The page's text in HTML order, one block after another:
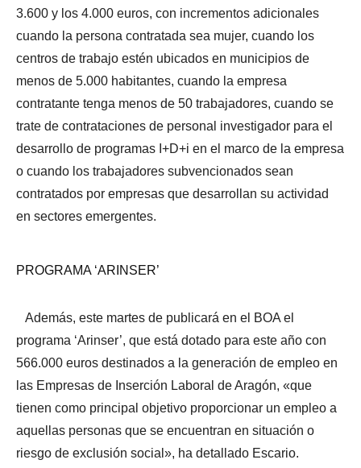
3.600 y los 4.000 euros, con incrementos adicionales
cuando la persona contratada sea mujer, cuando los
centros de trabajo estén ubicados en municipios de
menos de 5.000 habitantes, cuando la empresa
contratante tenga menos de 50 trabajadores, cuando se
trate de contrataciones de personal investigador para el
desarrollo de programas I+D+i en el marco de la empresa
o cuando los trabajadores subvencionados sean
contratados por empresas que desarrollan su actividad
en sectores emergentes.
PROGRAMA ‘ARINSER’
Además, este martes de publicará en el BOA el
programa ‘Arinser’, que está dotado para este año con
566.000 euros destinados a la generación de empleo en
las Empresas de Inserción Laboral de Aragón, «que
tienen como principal objetivo proporcionar un empleo a
aquellas personas que se encuentran en situación o
riesgo de exclusión social», ha detallado Escario.